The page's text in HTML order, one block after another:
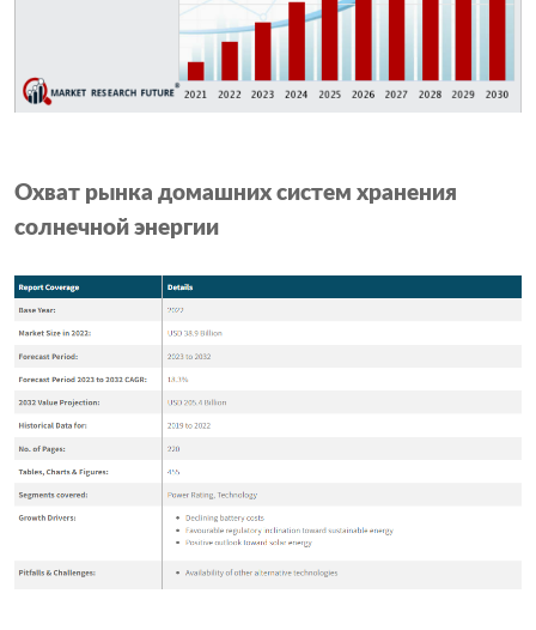
Охват рынка домашних систем хранения
солнечной энергии